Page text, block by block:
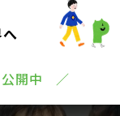
公開中 ／